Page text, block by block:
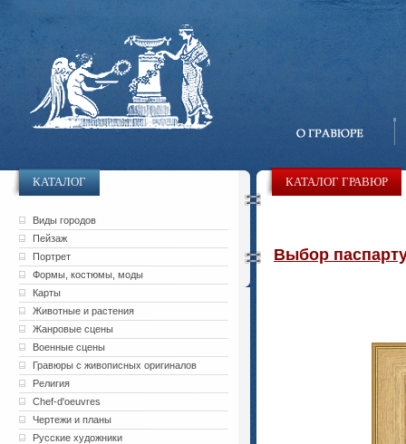
КАТАЛОГ
Виды городов
Пейзаж
Портрет
Формы, костюмы, моды
Карты
Животные и растения
Жанровые сцены
Военные сцены
Гравюры с живописных оригиналов
Религия
Chef-d'oeuvres
Чертежи и планы
Русские художники
КАТАЛОГ ГРАВЮР
Выбор